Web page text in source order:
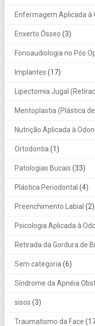
Enfermagem Aplicada à
Enxerto Ósseo (3)
Fonoaudiologia no Pós
Implantes (17)
Lipectomia Jugal
Mentoplastia (Plástica
Nutrição Aplicada à
Ortodontia (1)
Patologias Bucais (33)
Plástica Periodontal (4)
Preenchimento Labial (2)
Psicologia Aplicada à
Retirada da Gordura de
Sem categoria (6)
Síndrome da Apnéia
sisos (3)
Traumatismo da Face